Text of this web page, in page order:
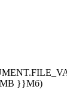
}}Мб)